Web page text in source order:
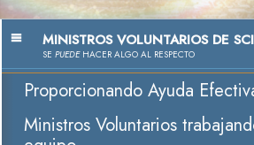
MINISTROS VOLUNTARIOS DE
SE PUEDEHACER ALGO AL RESPECTO
Proporcionando Ayuda
Ministros Voluntarios